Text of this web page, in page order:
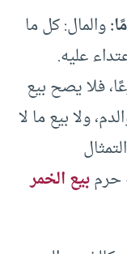
والمال: كل ما
عليه.
فلا يصح بيع
ولا بيع ما لا
حرمبيع الخمر